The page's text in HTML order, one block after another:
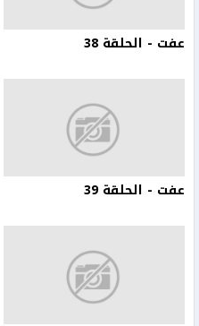
عفت - الحلقة 38
عفت - الحلقة 39